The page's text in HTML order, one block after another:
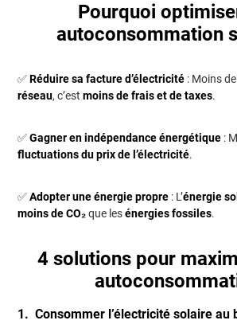
Pourquoi
autoconsommation
✅Réduire sa facture d’électricité : Moins de
réseau, c’estmoins de frais et de taxes.
✅Gagner en indépendance énergétique :
fluctuations du prix de l’électricité.
✅Adopter une énergie propre : L’énergie
moins de CO₂que lesénergies fossiles.
4 solutions pour
1. Consommer l’électricité solaire au